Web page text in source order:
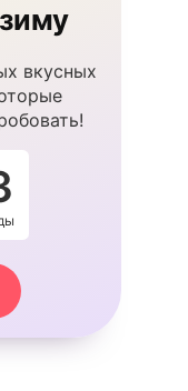
вкусных